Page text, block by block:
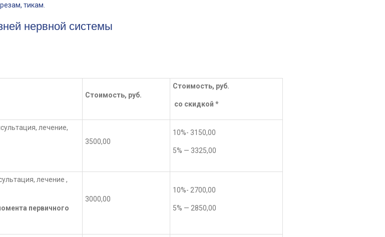
тикам.
нервной системы
Стоимость, руб.
Стоимость, руб.
со скидкой *
лечение,
3500,00
10%- 3150,00
5% — 3325,00
лечение ,
первичного
3000,00
10%- 2700,00
5% — 2850,00